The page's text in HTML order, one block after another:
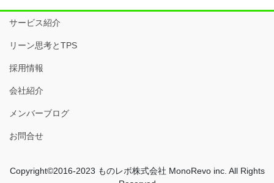
ョ
ン
サービス紹介
リーン思考とTPS
採用情報
会社紹介
メンバーブログ
お問合せ
Copyright©2016-2023 ものレボ株式会社 MonoRevo inc. All Rights